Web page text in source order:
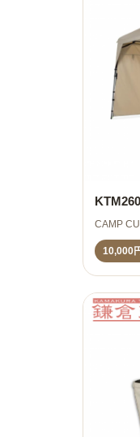
CAMP
10,000